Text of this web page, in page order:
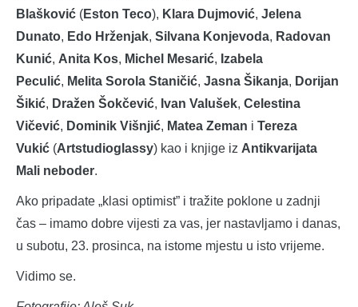
Blašković (Eston Teco), Klara Dujmović, Jelena
Dunato, Edo Hrženjak, Silvana Konjevoda, Radovan
Kunić, Anita Kos, Michel Mesarić, Izabela
Peculić, Melita Sorola Staničić, Jasna Šikanja, Dorijan
Šikić, Dražen Šokčević, Ivan Valušek, Celestina
Vičević, Dominik Višnjić, Matea Zeman i Tereza
Vukić (Artstudioglassy) kao i knjige iz Antikvarijata
Mali neboder.
Ako pripadate „klasi optimist” i tražite poklone u zadnji
čas – imamo dobre vijesti za vas, jer nastavljamo i danas,
u subotu, 23. prosinca, na istome mjestu u isto vrijeme.
Vidimo se.